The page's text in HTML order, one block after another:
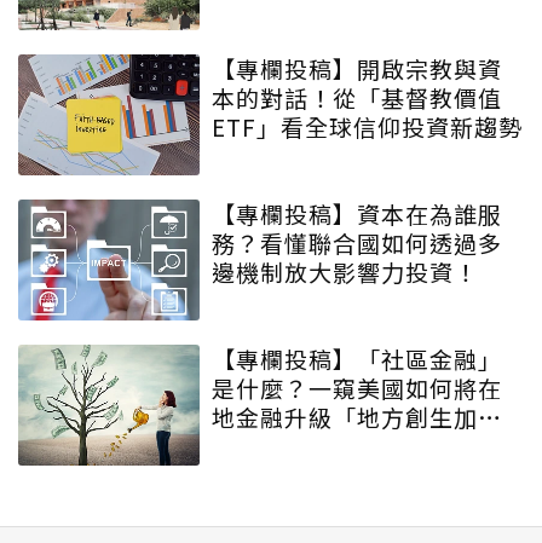
【專欄投稿】開啟宗教與資
本的對話！從「基督教價值
ETF」看全球信仰投資新趨勢
【專欄投稿】資本在為誰服
務？看懂聯合國如何透過多
邊機制放大影響力投資！
【專欄投稿】「社區金融」
是什麼？一窺美國如何將在
地金融升級「地方創生加速